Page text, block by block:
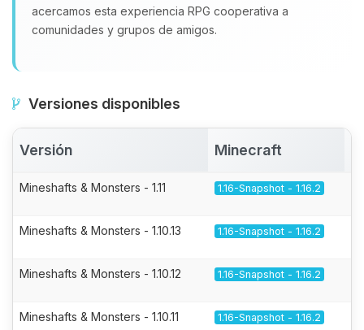
acercamos esta experiencia RPG cooperativa a
comunidades y grupos de amigos.
Versiones disponibles
Versión Minecraft
Mineshafts & Monsters - 1.11 1.16-Snapshot - 1.16.2
Mineshafts & Monsters - 1.10.13 1.16-Snapshot - 1.16.2
Mineshafts & Monsters - 1.10.12 1.16-Snapshot - 1.16.2
Mineshafts & Monsters - 1.10.11 1.16-Snapshot - 1.16.2